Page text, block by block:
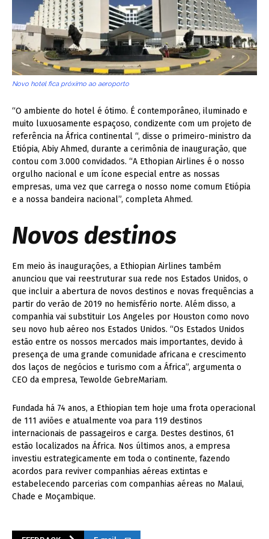
Novo hotel fica próximo ao aeroporto
“O ambiente do hotel é ótimo. É contemporâneo, iluminado e
muito luxuosamente espaçoso, condizente com um projeto de
referência na África continental “, disse o primeiro-ministro da
Etiópia, Abiy Ahmed, durante a cerimônia de inauguração, que
contou com 3.000 convidados. “A Ethopian Airlines é o nosso
orgulho nacional e um ícone especial entre as nossas
empresas, uma vez que carrega o nosso nome comum Etiópia
e a nossa bandeira nacional”, completa Ahmed.
Novos destinos
Em meio às inaugurações, a Ethiopian Airlines também
anunciou que vai reestruturar sua rede nos Estados Unidos, o
que incluir a abertura de novos destinos e novas frequências a
partir do verão de 2019 no hemisfério norte. Além disso, a
companhia vai substituir Los Angeles por Houston como novo
seu novo hub aéreo nos Estados Unidos. “Os Estados Unidos
estão entre os nossos mercados mais importantes, devido à
presença de uma grande comunidade africana e crescimento
dos laços de negócios e turismo com a África”, argumenta o
CEO da empresa, Tewolde GebreMariam.
Fundada há 74 anos, a Ethiopian tem hoje uma frota operacional
de 111 aviões e atualmente voa para 119 destinos
internacionais de passageiros e carga. Destes destinos, 61
estão localizados na África. Nos últimos anos, a empresa
investiu estrategicamente em toda o continente, fazendo
acordos para reviver companhias aéreas extintas e
estabelecendo parcerias com companhias aéreas no Malaui,
Chade e Moçambique.